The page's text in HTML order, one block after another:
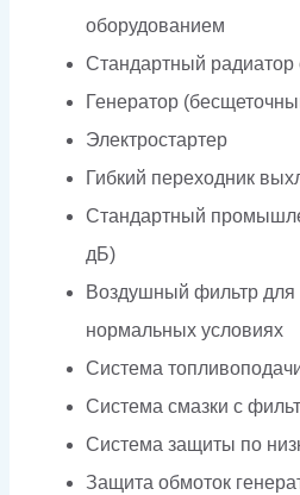
оборудованием
Стандартный
Генератор
Электростартер
Гибкий переходник
Стандартный
дБ)
Воздушный фильтр для
нормальных условиях
Система
Система смазки с
Система защиты по
Защита обмоток